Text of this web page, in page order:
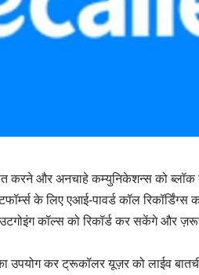
करने और अनचाहे कम्युनिकेशन्स को ब्लॉक
के लिए एआई-पावर्ड कॉल रिकॉर्डिंग्स
कॉल्स को रिकॉर्ड कर सकेंगे और
उपयोग कर ट्रूकॉलर यूज़र को लाईव